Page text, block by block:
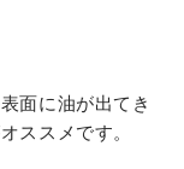
面に油が出てき
ススメです。